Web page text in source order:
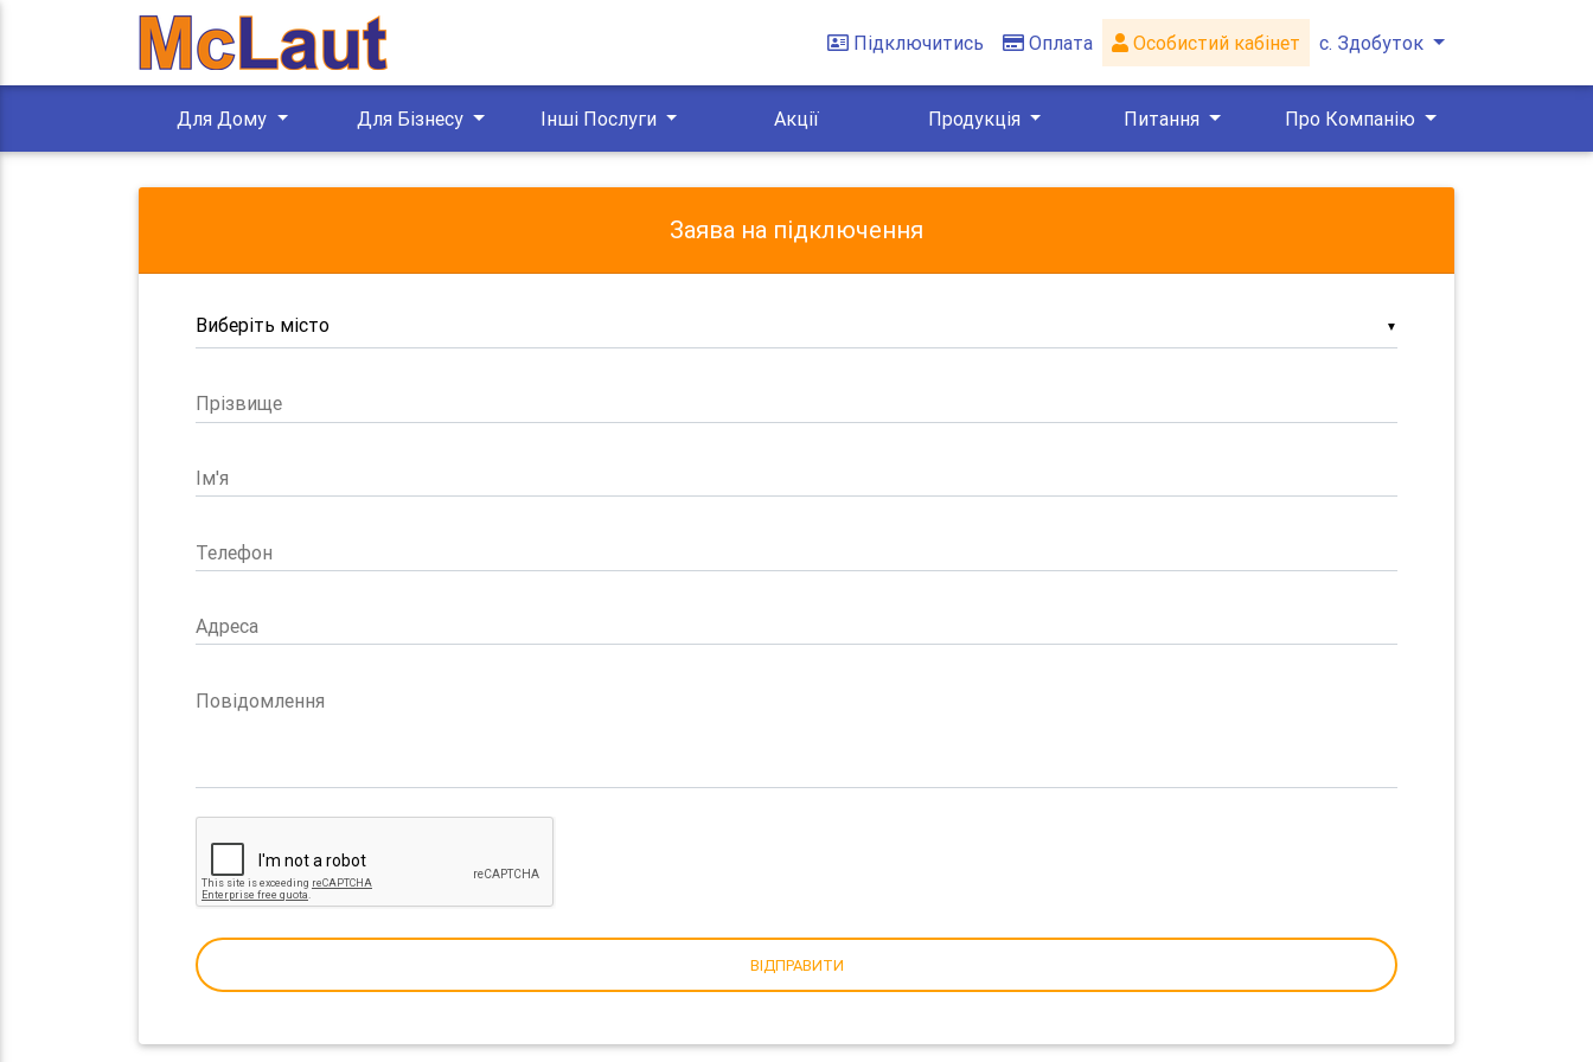
Підключитись Оплата Особистий кабінет с. Здобуток
Для Дому Для Бізнесу Інші Послуги Акції Продукція Питання Про Компанію
Заява на підключення
▼
Прізвище
Ім'я
Телефон
Адреса
Повідомлення
ВІДПРАВИТИ